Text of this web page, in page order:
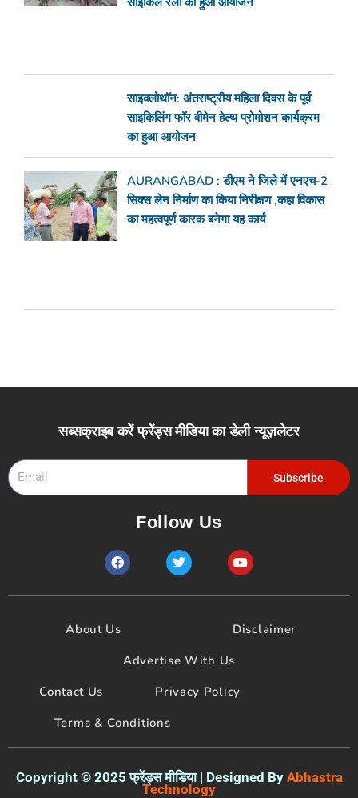
साइक्लोथॉन: अंतराष्ट्रीय महिला दिवस के पूर्व
साइकिलिंग फॉर वीमेन हेल्थ प्रोमोशन कार्यक्रम
का हुआ आयोजन
AURANGABAD : डीएम ने जिले में एनएच-2
सिक्स लेन निर्माण का किया निरीक्षण ,कहा विकास
का महत्वपूर्ण कारक बनेगा यह कार्य
सब्सक्राइब करें फ्रेंड्स मीडिया का डेली न्यूज़लेटर
Subscribe
Follow Us
F
a
e
o
T
w
t
Y
o
t
e
About Us
Disclaimer
Advertise With Us
Contact Us
Privacy Policy
Terms & Conditions
Copyright © 2025 फ्रेंड्स मीडिया | Designed By Abhastra
Technology